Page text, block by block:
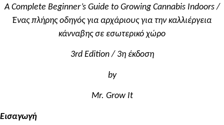
A Complete Beginner’s Guide to Growing Cannabis Indoors /
Ένας πλήρης οδηγός για αρχάριους για την καλλιέργεια
κάνναβης σε εσωτερικό χώρο
3rd Edition / 3η έκδοση
by
Mr. Grow It
Εισαγωγή